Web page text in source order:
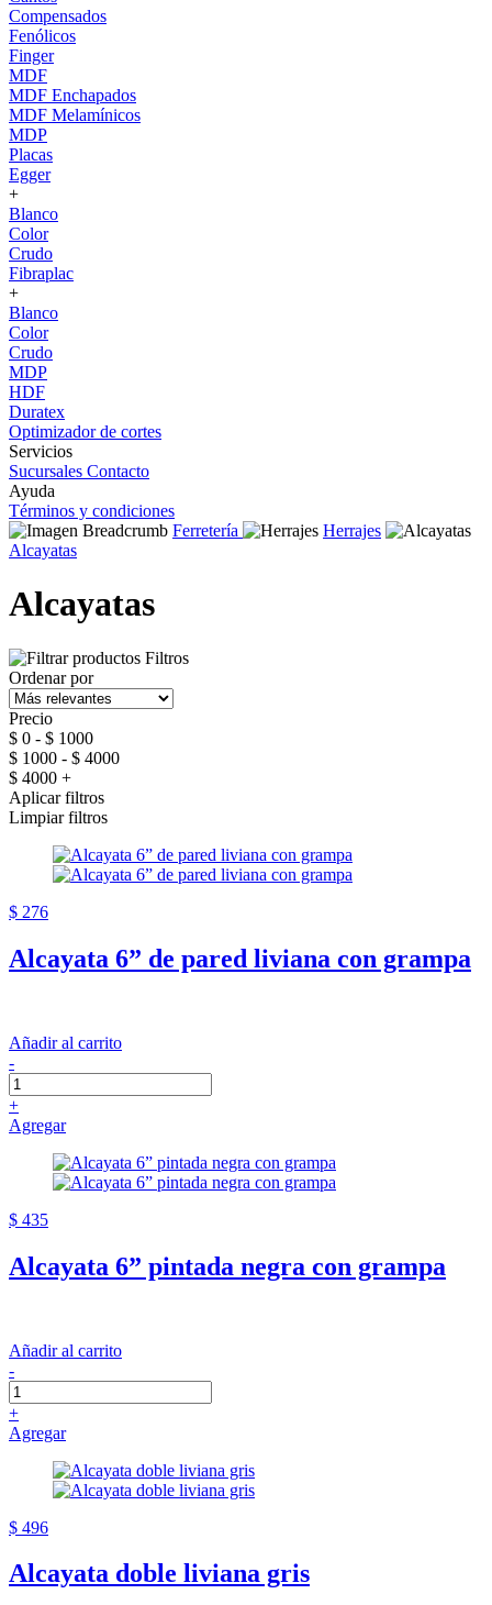
Compensados
Fenólicos
Finger
MDF
MDF Enchapados
MDF Melamínicos
MDP
Placas
Egger
+
Blanco
Color
Crudo
Fibraplac
+
Blanco
Color
Crudo
MDP
HDF
Duratex
Optimizador de cortes
Servicios
Sucursales Contacto
Ayuda
Términos y condiciones
Ferretería
Herrajes
Alcayatas
Alcayatas
Filtros
Ordenar por
Precio
$ 0 - $ 1000
$ 1000 - $ 4000
$ 4000 +
Aplicar filtros
Limpiar filtros
$ 276
Alcayata 6” de pared liviana con grampa
Añadir al carrito
-
+
Agregar
$ 435
Alcayata 6” pintada negra con grampa
Añadir al carrito
-
+
Agregar
$ 496
Alcayata doble liviana gris